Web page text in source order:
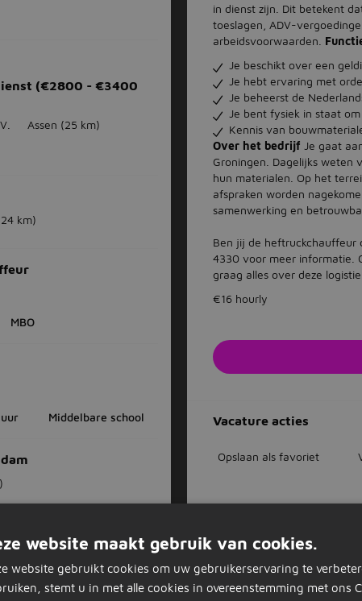
(€2800 - €3400
Assen (25 km)
km)
MBO
Middelbare school
(€2800 - €3400
in dienst zijn. Dit betekent
toeslagen, ADV-
arbeidsvoorwaarden.
Je beschikt over een
Je hebt ervaring met
Je beheerst de
Je bent fysiek in staat
Kennis van
Over het bedrijf Je gaat
Groningen. Dagelijks weten
hun materialen. Op het
afspraken worden
samenwerking en
Ben jij de heftruckchauffeur
4330 voor meer informatie.
graag alles over deze
€16 hourly
Vacature acties
Opslaan als favoriet
Dagelijks nieuwe
Op basis van jouw
Zet stop wanneer je wilt
website maakt gebruik van cookies.
website gebruikt cookies om uw gebruikerservaring te
stemt u in met alle cookies in overeenstemming met ons